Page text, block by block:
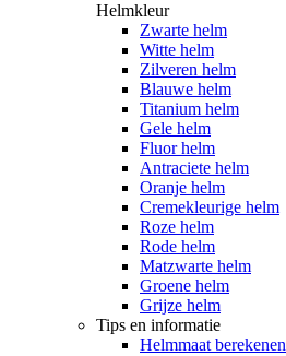
Helmkleur
Zwarte helm
Witte helm
Zilveren helm
Blauwe helm
Titanium helm
Gele helm
Fluor helm
Antraciete helm
Oranje helm
Cremekleurige helm
Roze helm
Rode helm
Matzwarte helm
Groene helm
Grijze helm
Tips en informatie
Helmmaat berekenen